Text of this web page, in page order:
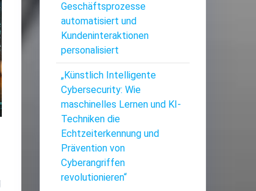
Geschäftsprozesse
automatisiert und
Kundeninteraktionen
personalisiert
„Künstlich Intelligente
Cybersecurity: Wie
maschinelles Lernen und KI-
Techniken die
Echtzeiterkennung und
Prävention von
Cyberangriffen
revolutionieren“